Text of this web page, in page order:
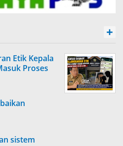
+
Etik Kepala
Proses
sistem